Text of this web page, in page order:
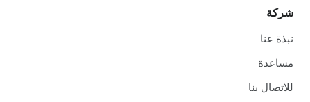
شركة
نبذة عنا
مساعدة
للاتصال بنا